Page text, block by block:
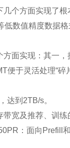
个方面实现了根
数值精度数据
面实现：其一
便于灵活处理“
达到2TB/s。
宽及推荐、训
：面向Prefill